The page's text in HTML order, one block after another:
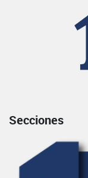
Secciones